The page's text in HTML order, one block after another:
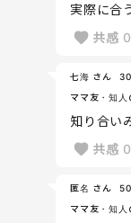
実際に合
共感 0
七海 さん
ママ友・知人
知り合い
共感 0
匿名 さん
ママ友・知人